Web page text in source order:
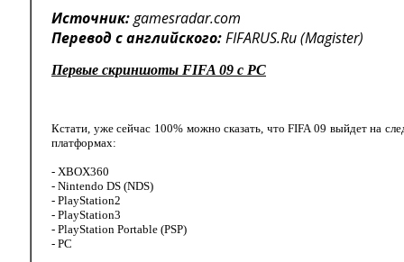
Источник:gamesradar.com
Перевод с английского:FIFARUS.Ru (Magister)
Первые скриншоты FIFA 09 с PC
Кстати, уже сейчас 100% можно сказать, что FIFA 09 выйдет на
платформах:
- XBOX360
- Nintendo DS (NDS)
- PlayStation2
- PlayStation3
- PlayStation Portable (PSP)
- PC